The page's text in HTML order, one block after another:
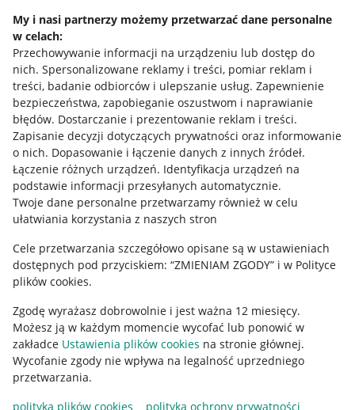
My i nasi partnerzy możemy przetwarzać dane personalne
w celach:
Przechowywanie informacji na urządzeniu lub dostęp do
nich. Spersonalizowane reklamy i treści, pomiar reklam i
treści, badanie odbiorców i ulepszanie usług. Zapewnienie
bezpieczeństwa, zapobieganie oszustwom i naprawianie
błędów. Dostarczanie i prezentowanie reklam i treści.
Zapisanie decyzji dotyczących prywatności oraz informowanie
o nich. Dopasowanie i łączenie danych z innych źródeł.
Łączenie różnych urządzeń. Identyfikacja urządzeń na
podstawie informacji przesyłanych automatycznie.
Twoje dane personalne przetwarzamy również w celu
ułatwiania korzystania z naszych stron
Cele przetwarzania szczegółowo opisane są w ustawieniach
dostępnych pod przyciskiem: “ZMIENIAM ZGODY” i w Polityce
plików cookies.
Zgodę wyrażasz dobrowolnie i jest ważna 12 miesięcy.
Możesz ją w każdym momencie wycofać lub ponowić w
zakładce Ustawienia plików cookies na stronie głównej.
Wycofanie zgody nie wpływa na legalność uprzedniego
przetwarzania.
polityka plików cookies
polityka ochrony prywatności
Allegro Gadane dla sprzedających
Allegro Gadane dla kupujących
Mapa miejscowości
Informacje prawne
Regulamin
Polityka plików "cookies"
Ustawienia plików "cookies"
Udostępnianie lokalizacji
Informacje dla Aktu o Usługach Cyfrowych
Pobierz aplikację